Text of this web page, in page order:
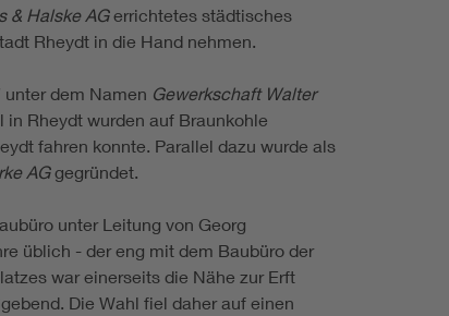
& Halske AGerrichtetes städtisches
Rheydt in die Hand nehmen.
dem Namen Gewerkschaft Walter
Rheydt wurden auf Braunkohle
fahren konnte. Parallel dazu wurde als
AGgegründet.
unter Leitung von Georg
üblich - der eng mit dem Baubüro der
war einerseits die Nähe zur Erft
Die Wahl fiel daher auf einen